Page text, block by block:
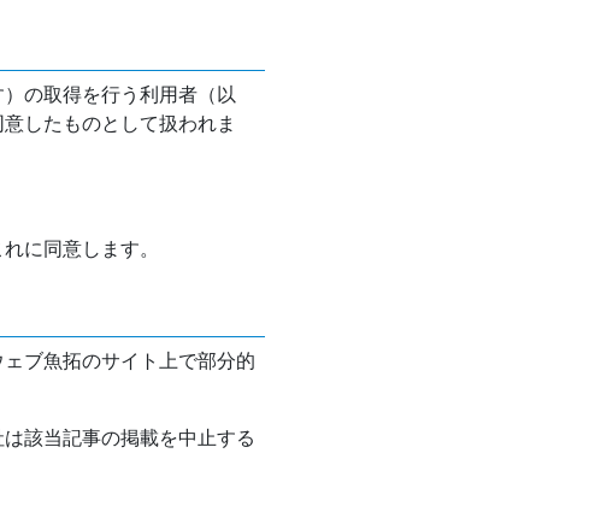
の取得を行う利用者（以
したものとして扱われま
に同意します。
ブ魚拓のサイト上で部分的
該当記事の掲載を中止する